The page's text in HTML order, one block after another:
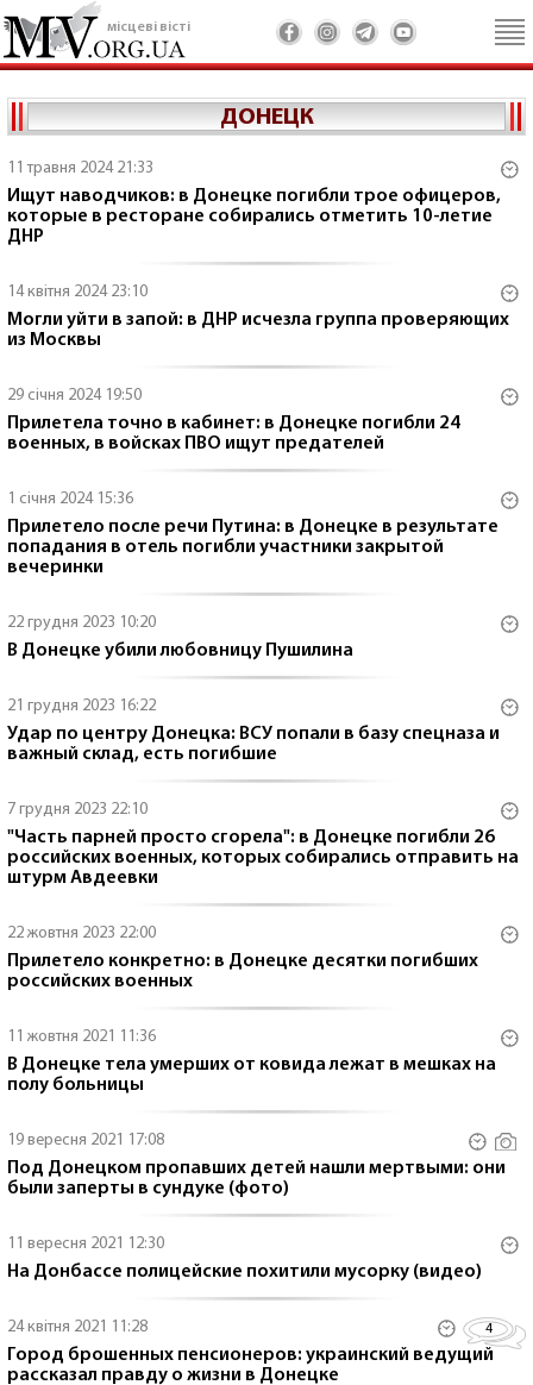
місцеві вісті
ДОНЕЦК
11 травня 2024 21:33
Ищут наводчиков: в Донецке погибли трое офицеров,
которые в ресторане собирались отметить 10-летие
ДНР
14 квітня 2024 23:10
Могли уйти в запой: в ДНР исчезла группа проверяющих
из Москвы
29 січня 2024 19:50
Прилетела точно в кабинет: в Донецке погибли 24
военных, в войсках ПВО ищут предателей
1 січня 2024 15:36
Прилетело после речи Путина: в Донецке в результате
попадания в отель погибли участники закрытой
вечеринки
22 грудня 2023 10:20
В Донецке убили любовницу Пушилина
21 грудня 2023 16:22
Удар по центру Донецка: ВСУ попали в базу спецназа и
важный склад, есть погибшие
7 грудня 2023 22:10
"Часть парней просто сгорела": в Донецке погибли 26
российских военных, которых собирались отправить на
штурм Авдеевки
22 жовтня 2023 22:00
Прилетело конкретно: в Донецке десятки погибших
российских военных
11 жовтня 2021 11:36
В Донецке тела умерших от ковида лежат в мешках на
полу больницы
19 вересня 2021 17:08
Под Донецком пропавших детей нашли мертвыми: они
были заперты в сундуке (фото)
11 вересня 2021 12:30
На Донбассе полицейские похитили мусорку (видео)
24 квітня 2021 11:28 4
Город брошенных пенсионеров: украинский ведущий
рассказал правду о жизни в Донецке